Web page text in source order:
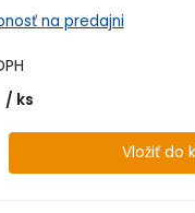
na predajni
ks